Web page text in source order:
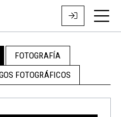
FOTOGRAFÍA
FOTOGRÁFICOS